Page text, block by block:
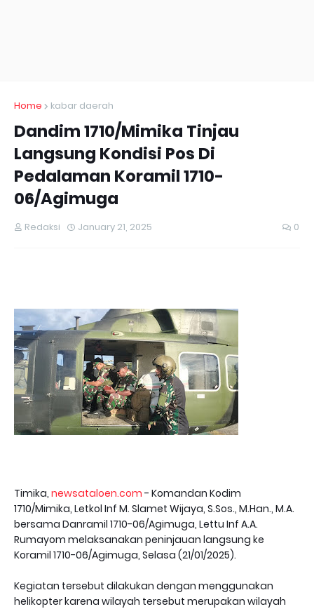
Home kabar daerah
Dandim 1710/Mimika Tinjau
Langsung Kondisi Pos Di
Pedalaman Koramil 1710-
06/Agimuga
Redaksi January 21, 2025 0
Timika, newsataloen.com - Komandan Kodim
1710/Mimika, Letkol Inf M. Slamet Wijaya, S.Sos., M.Han., M.A.
bersama Danramil 1710-06/Agimuga, Lettu Inf A.A.
Rumayom melaksanakan peninjauan langsung ke
Koramil 1710-06/Agimuga, Selasa (21/01/2025).
Kegiatan tersebut dilakukan dengan menggunakan
helikopter karena wilayah tersebut merupakan wilayah